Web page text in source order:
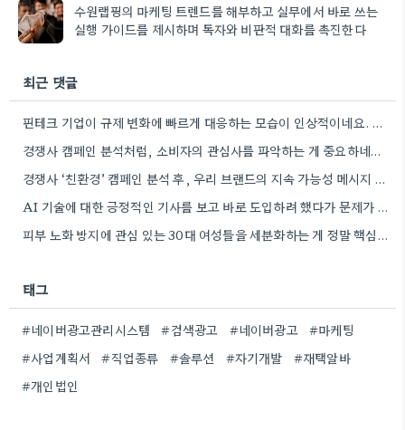
수원랩핑의 마케팅 트렌드를 해부하고 실무에서 바로 쓰는
실행 가이드를 제시하며 독자와 비판적 대화를 촉진한다
최근 댓글
핀테크 기업이 규제 변화에 빠르게 대응하는 모습이 인상적이네요. 실제 비즈니스에 적용하기 위한 구체적인 방법론을 제시하는…
경쟁사 캠페인 분석처럼, 소비자의 관심사를 파악하는 게 중요하네요. 친환경 트렌드를 놓치지 않아서 좋네요.
경쟁사 ‘친환경’ 캠페인 분석 후, 우리 브랜드의 지속 가능성 메시지 개발 아이디어가 떠오르네요. 좋은 예시…
AI 기술에 대한 긍정적인 기사를 보고 바로 도입하려 했다가 문제가 생긴 사례를 말씀해주셔서 공감됩니다. 실제…
피부 노화 방지에 관심 있는 30대 여성들을 세분화하는 게 정말 핵심인 것 같아요. 제가 경험해…
태그
#네이버광고관리시스템 #검색광고 #네이버광고
#마케팅
#사업계획서
#직업종류 #솔루션 #자기개발
#재택알바
#개인법인